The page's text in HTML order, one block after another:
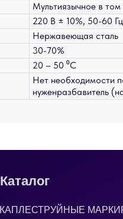
Мультиязычное в том
220 В ± 10%, 50-60
Нержавеющая сталь
30-70%
20 – 50 ⁰С
Нет необходимости
нуженразбавитель
КАПЛЕСТРУЙНЫЕ
Каталог